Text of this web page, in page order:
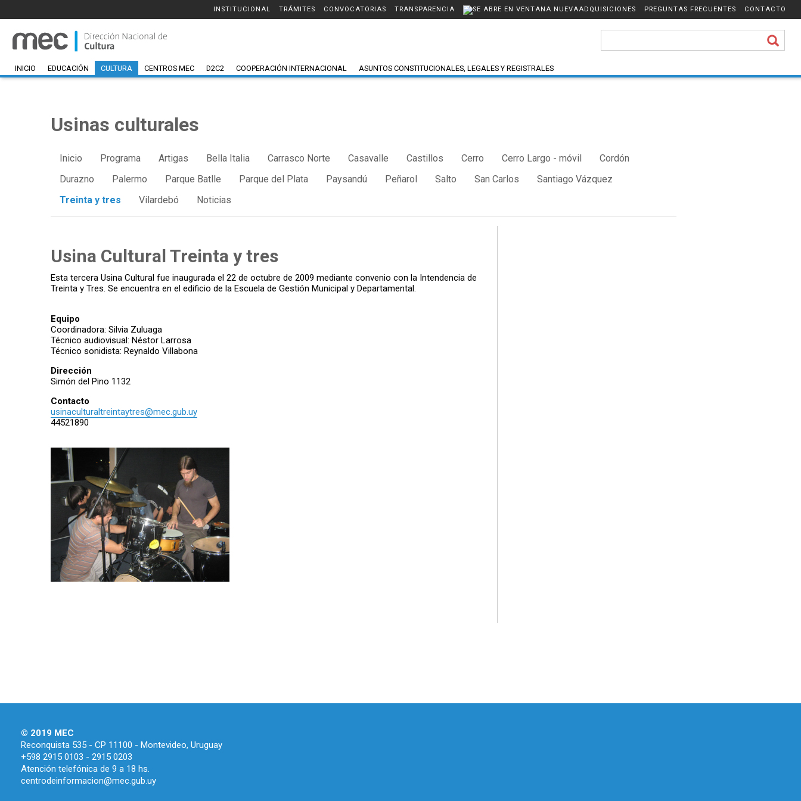
INSTITUCIONAL TRÁMITES CONVOCATORIAS TRANSPARENCIA ADQUISICIONES PREGUNTAS FRECUENTES CONTACTO
INICIO EDUCACIÓN CULTURA CENTROS MEC D2C2 COOPERACIÓN INTERNACIONAL ASUNTOS CONSTITUCIONALES, LEGALES Y REGISTRALES
Usinas culturales
Inicio Programa Artigas Bella Italia Carrasco Norte Casavalle Castillos Cerro Cerro Largo - móvil
Cordón
Durazno
Palermo Parque Batlle Parque del Plata Paysandú Peñarol Salto San Carlos
Santiago Vázquez
Treinta y tres
Vilardebó Noticias
Usina Cultural Treinta y tres
Esta tercera Usina Cultural fue inaugurada el 22 de octubre de 2009 mediante convenio con la Intendencia de
Treinta y Tres. Se encuentra en el edificio de la Escuela de Gestión Municipal y Departamental.
Equipo
Coordinadora: Silvia Zuluaga
Técnico audiovisual: Néstor Larrosa
Técnico sonidista: Reynaldo Villabona
Dirección
Simón del Pino 1132
Contacto
usinaculturaltreintaytres@mec.gub.uy
44521890
© 2019 MEC
Reconquista 535 - CP 11100 - Montevideo, Uruguay
+598 2915 0103 - 2915 0203
Atención telefónica de 9 a 18 hs.
centrodeinformacion@mec.gub.uy